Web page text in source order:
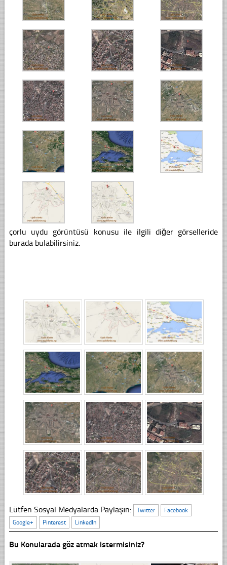
çorlu uydu görüntüsü konusu ile ilgili diğer görselleride
burada bulabilirsiniz.
Lütfen Sosyal Medyalarda Paylaşın: Twitter
Facebook
Google+
Pinterest LinkedIn
Bu Konularada göz atmak istermisiniz?